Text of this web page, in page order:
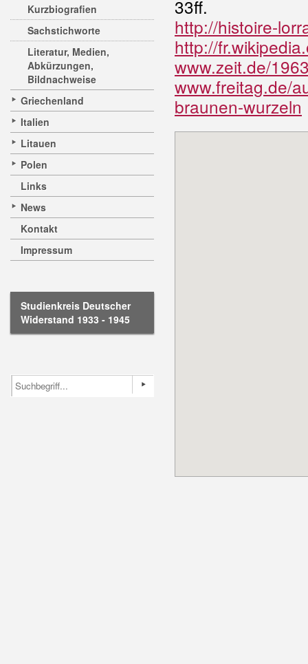
Kurzbiografien
Sachstichworte
Literatur, Medien,
Abkürzungen,
Bildnachweise
Griechenland
Italien
Litauen
Polen
Links
News
Kontakt
Impressum
Studienkreis Deutscher
Widerstand 1933 - 1945
33ff.
http://histoire-
http://
www.zeit.de/
www.freitag.de/
braunen-wurzeln